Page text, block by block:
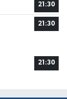
21:30
21:30
21:30